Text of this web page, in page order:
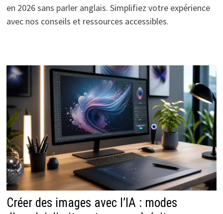
en 2026 sans parler anglais. Simplifiez votre expérience
avec nos conseils et ressources accessibles.
Créer des images avec l’IA : modes